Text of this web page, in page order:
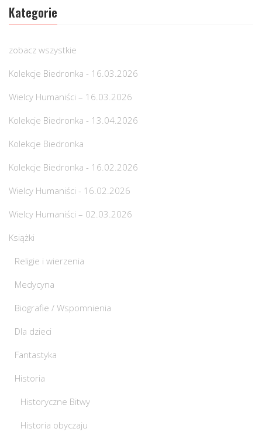
Kategorie
zobacz wszystkie
Kolekcje Biedronka - 16.03.2026
Wielcy Humaniści – 16.03.2026
Kolekcje Biedronka - 13.04.2026
Kolekcje Biedronka
Kolekcje Biedronka - 16.02.2026
Wielcy Humaniści - 16.02.2026
Wielcy Humaniści – 02.03.2026
Książki
Religie i wierzenia
Medycyna
Biografie / Wspomnienia
Dla dzieci
Fantastyka
Historia
Historyczne Bitwy
Historia obyczaju